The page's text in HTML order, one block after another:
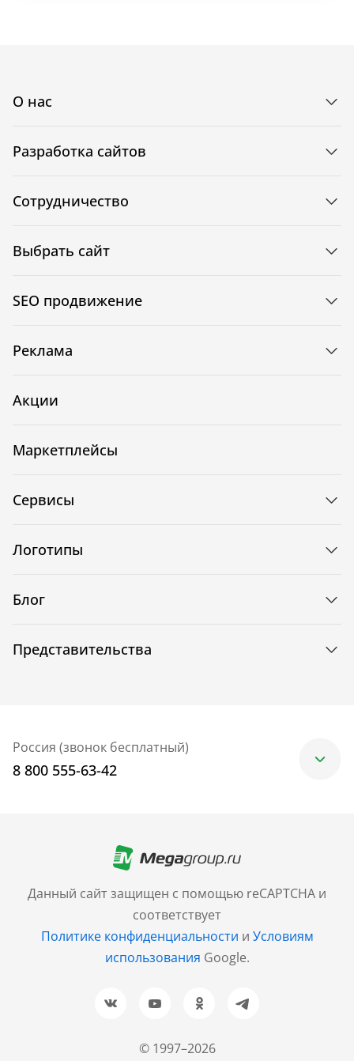
© 1997–2026
Данный сайт защищен с помощью reCAPTCHA и
соответствует
Политике конфиденциальности и Условиям
использования Google.
О нас
Разработка сайтов
Сотрудничество
Выбрать сайт
SEO продвижение
Реклама
Акции
Маркетплейсы
Сервисы
Логотипы
Блог
Представительства
Россия (звонок бесплатный)
8 800 555-63-42
+7 (499) 705-30-10
Санкт-Петербург
+7 (812) 600-77-33
Барнаул
+7 (961) 999-93-93
Новосибирск